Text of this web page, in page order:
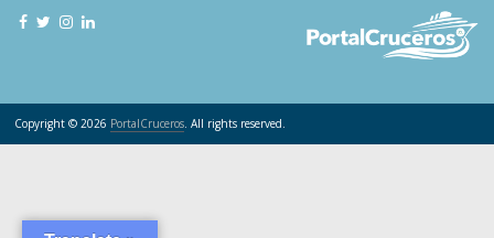
Copyright © 2026 PortalCruceros. All rights reserved.